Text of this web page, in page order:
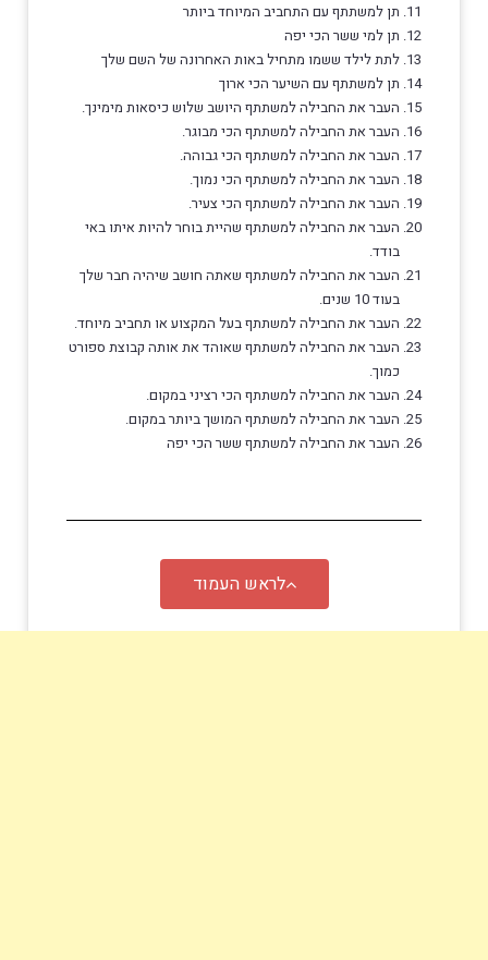
תן למשתתף עם התחביב המיוחד ביותר
תן למי ששר הכי יפה
לתת לילד ששמו מתחיל באות האחרונה של השם שלך
תן למשתתף עם השיער הכי ארוך
העבר את החבילה למשתתף היושב שלוש כיסאות מימינך.
העבר את החבילה למשתתף הכי מבוגר.
העבר את החבילה למשתתף הכי גבוהה.
העבר את החבילה למשתתף הכי נמוך.
העבר את החבילה למשתתף הכי צעיר.
העבר את החבילה למשתתף שהיית בוחר להיות איתו באי
בודד.
העבר את החבילה למשתתף שאתה חושב שיהיה חבר שלך
בעוד 10 שנים.
העבר את החבילה למשתתף בעל המקצוע או תחביב מיוחד.
העבר את החבילה למשתתף שאוהד את אותה קבוצת ספורט
כמוך.
העבר את החבילה למשתתף הכי רציני במקום.
העבר את החבילה למשתתף המושך ביותר במקום.
העבר את החבילה למשתתף ששר הכי יפה
לראש העמוד